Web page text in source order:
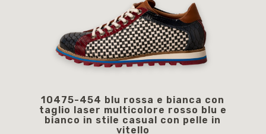
10475-454 blu rossa e bianca con
taglio laser multicolore rosso blu e
bianco in stile casual con pelle in
vitello